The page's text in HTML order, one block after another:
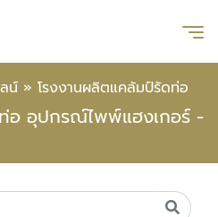
น์ » โรงงานผลิตแคล้มป์รัดท่อ
อ อุปกรณ์ไพพ์แฮงเกอร์ -